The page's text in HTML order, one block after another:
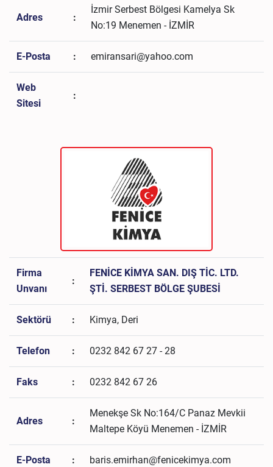
Adres :
İzmir Serbest Bölgesi Kamelya Sk
No:19 Menemen - İZMİR
E-Posta : emiransari@yahoo.com
Web
Sitesi
:
Firma
Unvanı
:
FENİCE KİMYA SAN. DIŞ TİC. LTD.
ŞTİ. SERBEST BÖLGE ŞUBESİ
Sektörü : Kimya, Deri
Telefon : 0232 842 67 27 - 28
Faks : 0232 842 67 26
Adres :
Menekşe Sk No:164/C Panaz Mevkii
Maltepe Köyü Menemen - İZMİR
E-Posta : baris.emirhan@fenicekimya.com